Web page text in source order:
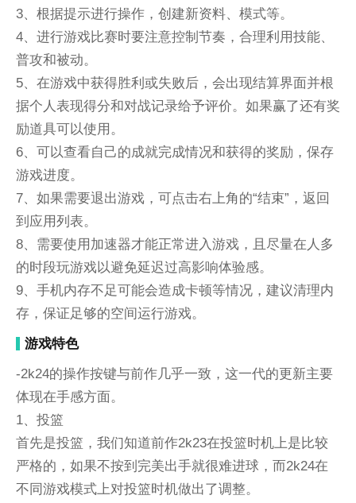
3、根据提示进行操作，创建新资料、模式等。
4、进行游戏比赛时要注意控制节奏，合理利用技能、
普攻和被动。
5、在游戏中获得胜利或失败后，会出现结算界面并根
据个人表现得分和对战记录给予评价。如果赢了还有奖
励道具可以使用。
6、可以查看自己的成就完成情况和获得的奖励，保存
游戏进度。
7、如果需要退出游戏，可点击右上角的“结束”，返回
到应用列表。
8、需要使用加速器才能正常进入游戏，且尽量在人多
的时段玩游戏以避免延迟过高影响体验感。
9、手机内存不足可能会造成卡顿等情况，建议清理内
存，保证足够的空间运行游戏。
游戏特色
-2k24的操作按键与前作几乎一致，这一代的更新主要
体现在手感方面。
1、投篮
首先是投篮，我们知道前作2k23在投篮时机上是比较
严格的，如果不按到完美出手就很难进球，而2k24在
不同游戏模式上对投篮时机做出了调整。